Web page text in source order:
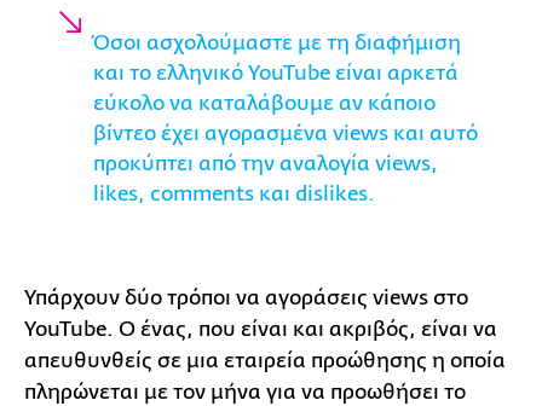
Όσοι ασχολούμαστε με τη διαφήμιση
και το ελληνικό YouTube είναι αρκετά
εύκολο να καταλάβουμε αν κάποιο
βίντεο έχει αγορασμένα views και αυτό
προκύπτει από την αναλογία views,
likes, comments και dislikes.
Υπάρχουν δύο τρόποι να αγοράσεις views στο
YouTube. Ο ένας, που είναι και ακριβός, είναι να
απευθυνθείς σε μια εταιρεία προώθησης η οποία
πληρώνεται με τον μήνα για να προωθήσει το